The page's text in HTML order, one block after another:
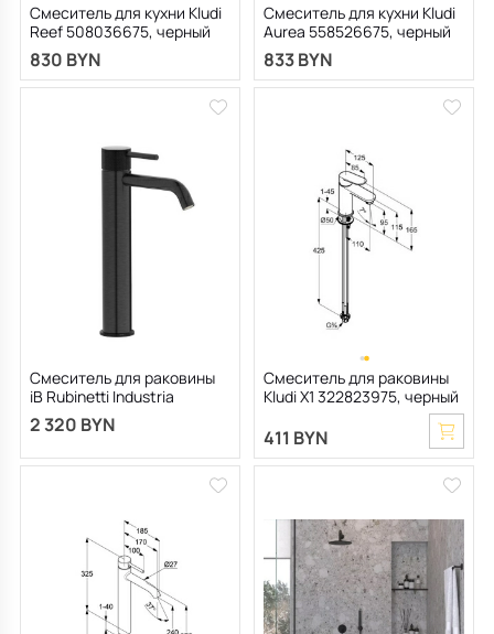
Смеситель для кухни Kludi
Reef 508036675, черный
матовый
830 BYN
Смеситель для кухни Kludi
Aurea 558526675, черный
матовый
833 BYN
Смеситель для раковины
iB Rubinetti Industria
ID202CS_14, черный
матовый
2 320 BYN
Смеситель для раковины
Kludi X1 322823975, черный
411 BYN